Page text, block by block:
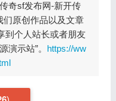
奇sf发布网-新开传
们原创作品以及文章
到个人站长或者朋友
演示站”。 https://ww